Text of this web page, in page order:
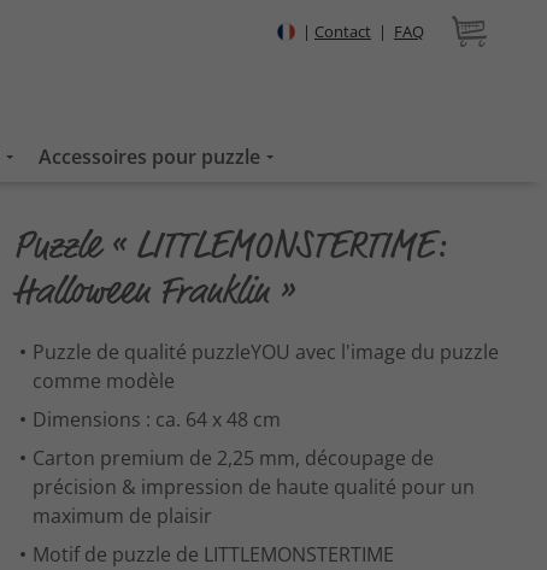
| Contact | FAQ
Accessoires pour puzzle
Puzzle « LITTLEMONSTERTIME:
Halloween Franklin »
Puzzle de qualité puzzleYOU avec l'image du puzzle
comme modèle
Dimensions : ca. 64 x 48 cm
Carton premium de 2,25 mm, découpage de
précision & impression de haute qualité pour un
maximum de plaisir
Motif de puzzle de LITTLEMONSTERTIME